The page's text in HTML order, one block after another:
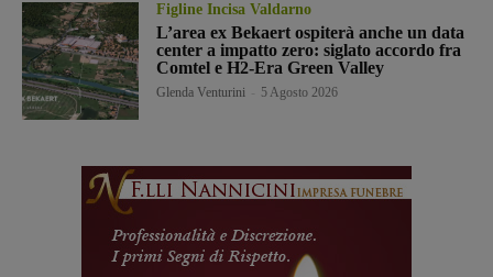
Figline Incisa Valdarno
L’area ex Bekaert ospiterà anche un data
center a impatto zero: siglato accordo fra
Comtel e H2-Era Green Valley
Glenda Venturini 5 Agosto 2026